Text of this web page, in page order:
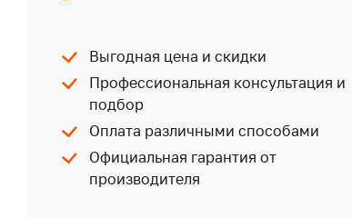
Выгодная цена и скидки
Профессиональная консультация и
подбор
Оплата различными способами
Официальная гарантия от
производителя